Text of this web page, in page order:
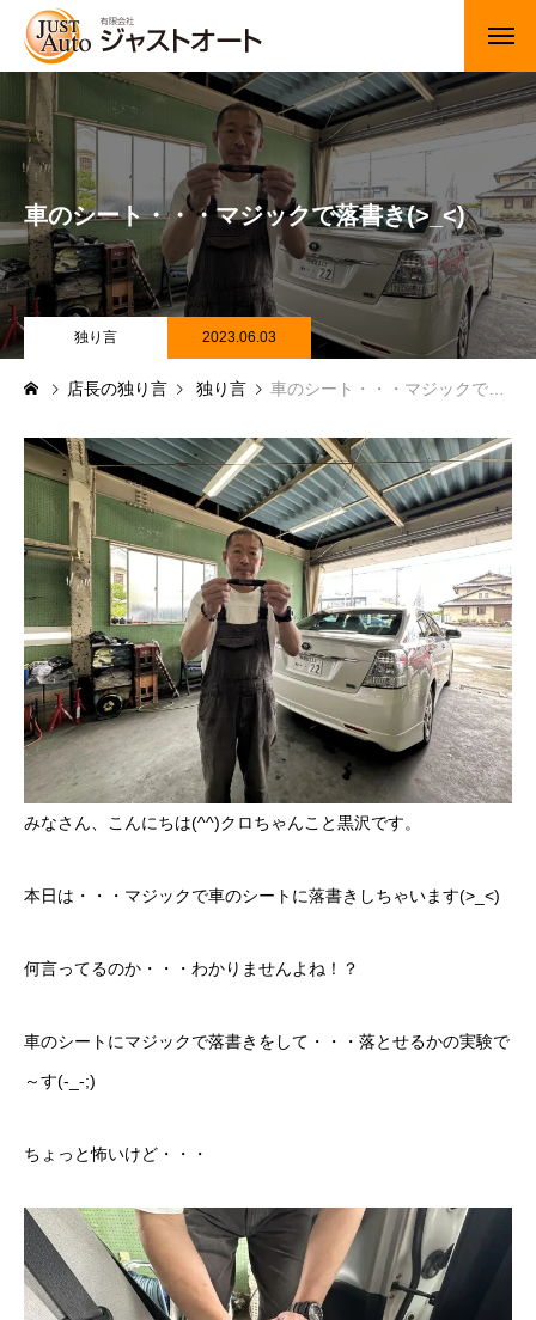
トップページ
新車
中古車・未使用車
JUジャナイト在庫情報
Gooネット在庫情報
カーセンサー在庫情報
車検・定期点検
整備・修理・板金・塗装
ボディコーティング・艶出し・磨き
部品の取り付け
各種作業料金
おすすめ
ボディコーティング・艶出し・磨き
ジャストオートのカーリース
よくある質問
オートローン
ジャストリース プラン例
車のシート・・・マジックで落書き(>_<)
独り言 2023.06.03
店長の独り言 独り言 車のシート・・・マジックで落書き(>_<)
みなさん、こんにちは(^^)クロちゃんこと黒沢です。
本日は・・・マジックで車のシートに落書きしちゃいます(>_<)
何言ってるのか・・・わかりませんよね！？
車のシートにマジックで落書きをして・・・落とせるかの実験で
～す(-_-;)
ちょっと怖いけど・・・